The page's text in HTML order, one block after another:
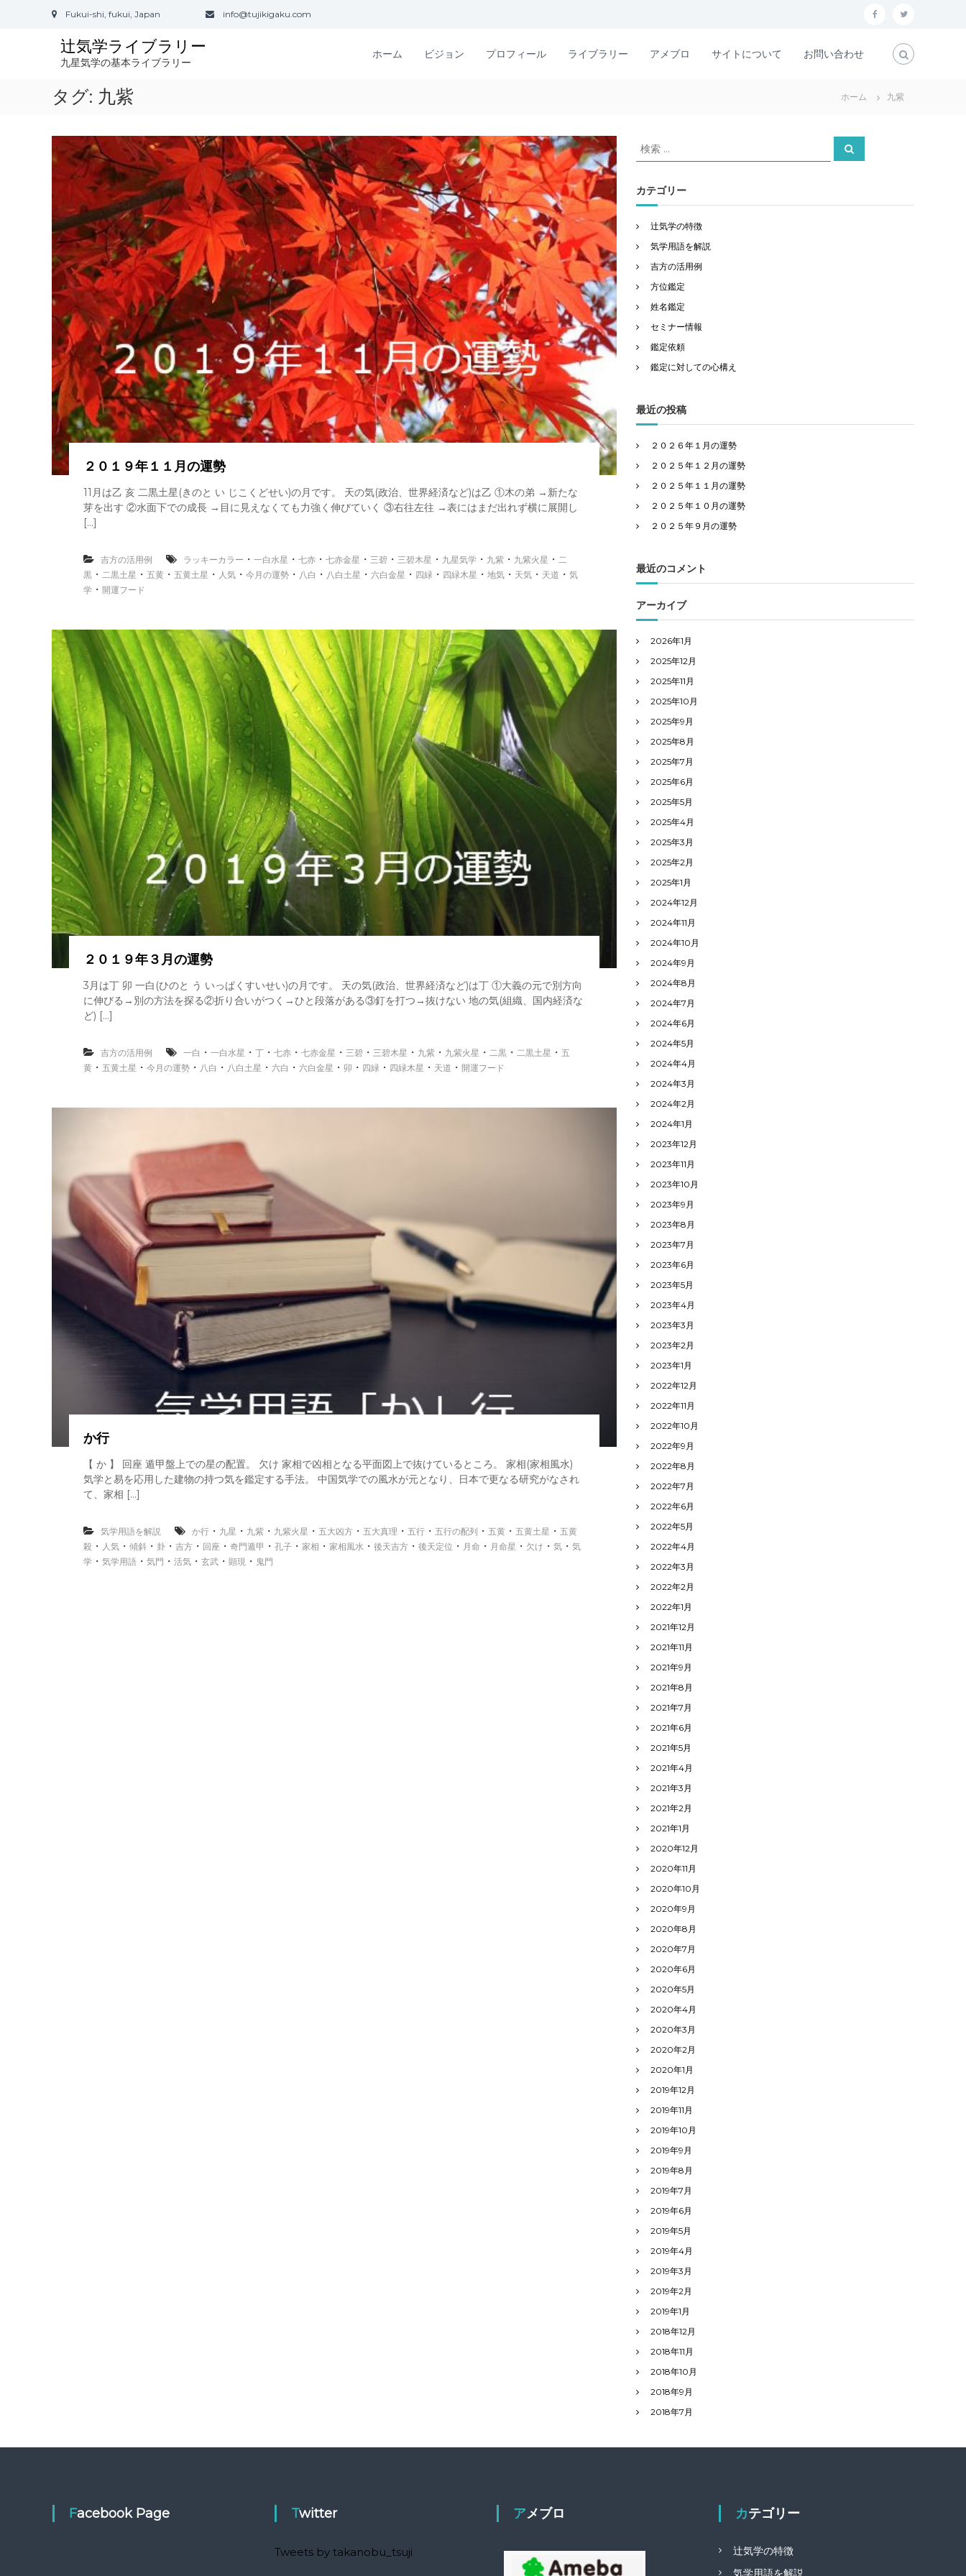
Fukui-shi, fukui, Japan info@tujikigaku.com
b
t
i
辻気学ライブラリー
九星気学の基本ライブラリー
ホーム ビジョン プロフィール ライブラリー アメブロ サイトについて お問い合わせ
タグ: 九紫 ホーム 九紫
２０１９年１１月の運勢
11月は乙 亥 二黒土星(きのと い じこくどせい)の月です。 天の気(政治、世界経済など)は乙 ①木の弟 →新たな
芽を出す ②水面下での成長 →目に見えなくても力強く伸びていく ③右往左往 →表にはまだ出れず横に展開し
[…]
吉方の活用例 ラッキーカラー ・ 一白水星 ・ 七赤・ 七赤金星 ・ 三碧 ・ 三碧木星 ・ 九星気学・ 九紫・ 九紫火星 ・ 二
黒 ・ 二黒土星 ・ 五黄・ 五黄土星 ・ 人気・ 今月の運勢・ 八白 ・ 八白土星 ・ 六白金星 ・ 四緑 ・ 四緑木星 ・ 地気・ 天気・ 天道 ・ 気
学・ 開運フード
２０１９年３月の運勢
3月は丁 卯 一白(ひのと う いっぱくすいせい)の月です。 天の気(政治、世界経済など)は丁 ①大義の元で別方向
に伸びる→別の方法を探る②折り合いがつく→ひと段落がある③釘を打つ→抜けない 地の気(組織、国内経済な
ど) […]
吉方の活用例 一白 ・ 一白水星 ・ 丁・ 七赤・ 七赤金星 ・ 三碧 ・ 三碧木星 ・ 九紫・ 九紫火星 ・ 二黒 ・ 二黒土星 ・ 五
黄・ 五黄土星 ・ 今月の運勢・ 八白 ・ 八白土星 ・ 六白 ・ 六白金星 ・ 卯 ・ 四緑・ 四緑木星 ・ 天道 ・ 開運フード
か行
【 か 】 回座 遁甲盤上での星の配置。 欠け 家相で凶相となる平面図上で抜けているところ。 家相(家相風水)
気学と易を応用した建物の持つ気を鑑定する手法。 中国気学での風水が元となり、日本で更なる研究がなされ
て、家相 […]
気学用語を解説 か行・ 九星 ・ 九紫・ 九紫火星 ・ 五大凶方・ 五大真理 ・ 五行・ 五行の配列 ・ 五黄・ 五黄土星 ・ 五黄
殺・ 人気・ 傾斜・ 卦・ 吉方・ 回座 ・ 奇門遁甲 ・ 孔子・ 家相 ・ 家相風水 ・ 後天吉方・ 後天定位 ・ 月命 ・ 月命星 ・ 欠け ・ 気・ 気
学・ 気学用語 ・ 気門 ・ 活気・ 玄武・ 顕現・ 鬼門
検
索
象
:
検
索
カテゴリー
辻気学の特徴
気学用語を解説
吉方の活用例
方位鑑定
姓名鑑定
セミナー情報
鑑定依頼
鑑定に対しての心構え
最近の投稿
２０２６年１月の運勢
２０２５年１２月の運勢
２０２５年１１月の運勢
２０２５年１０月の運勢
２０２５年９月の運勢
最近のコメント
アーカイブ
2026年1月
2025年12月
2025年11月
2025年10月
2025年9月
2025年8月
2025年7月
2025年6月
2025年5月
2025年4月
2025年3月
2025年2月
2025年1月
2024年12月
2024年11月
2024年10月
2024年9月
2024年8月
2024年7月
2024年6月
2024年5月
2024年4月
2024年3月
2024年2月
2024年1月
2023年12月
2023年11月
2023年10月
2023年9月
2023年8月
2023年7月
2023年6月
2023年5月
2023年4月
2023年3月
2023年2月
2023年1月
2022年12月
2022年11月
2022年10月
2022年9月
2022年8月
2022年7月
2022年6月
2022年5月
2022年4月
2022年3月
2022年2月
2022年1月
2021年12月
2021年11月
2021年9月
2021年8月
2021年7月
2021年6月
2021年5月
2021年4月
2021年3月
2021年2月
2021年1月
2020年12月
2020年11月
2020年10月
2020年9月
2020年8月
2020年7月
2020年6月
2020年5月
2020年4月
2020年3月
2020年2月
2020年1月
2019年12月
2019年11月
2019年10月
2019年9月
2019年8月
2019年7月
2019年6月
2019年5月
2019年4月
2019年3月
2019年2月
2019年1月
2018年12月
2018年11月
2018年10月
2018年9月
2018年7月
Facebook Page Twitter
Tweets by takanobu_tsuji
アメブロ カテゴリー
辻気学の特徴
気学用語を解説